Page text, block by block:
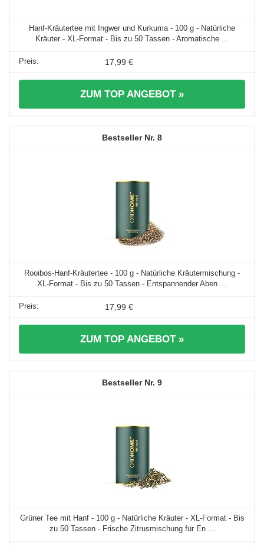
Hanf-Kräutertee mit Ingwer und Kurkuma - 100 g - Natürliche
Kräuter - XL-Format - Bis zu 50 Tassen - Aromatische ...
17,99 €
ZUM TOP ANGEBOT »
8
Rooibos-Hanf-Kräutertee - 100 g - Natürliche Kräutermischung -
XL-Format - Bis zu 50 Tassen - Entspannender Aben ...
17,99 €
ZUM TOP ANGEBOT »
9
Grüner Tee mit Hanf - 100 g - Natürliche Kräuter - XL-Format - Bis
zu 50 Tassen - Frische Zitrusmischung für En ...